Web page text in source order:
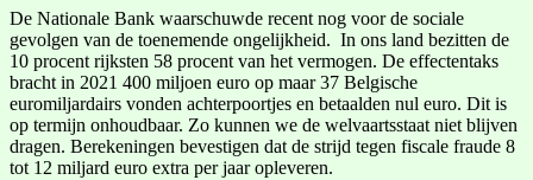
De Nationale Bank waarschuwde recent nog voor de sociale
gevolgen van de toenemende ongelijkheid. In ons land bezitten de
10 procent rijksten 58 procent van het vermogen. De effectentaks
bracht in 2021 400 miljoen euro op maar 37 Belgische
euromiljardairs vonden achterpoortjes en betaalden nul euro. Dit is
op termijn onhoudbaar. Zo kunnen we de welvaartsstaat niet blijven
dragen. Berekeningen bevestigen dat de strijd tegen fiscale fraude 8
tot 12 miljard euro extra per jaar opleveren.